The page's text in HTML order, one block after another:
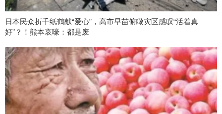
日本民众折千纸鹤献“爱心”，高市早苗俯瞰灾区感叹“活着真
好”？！熊本哀嚎：都是废